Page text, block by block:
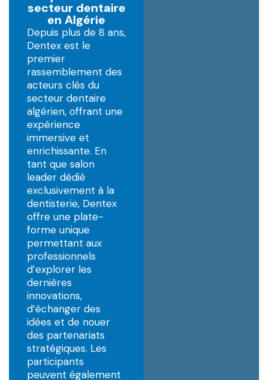
secteur dentaire
en Algérie
Depuis plus de 8 ans,
Dentex est le
premier
rassemblement des
acteurs clés du
secteur dentaire
algérien, offrant une
expérience
immersive et
enrichissante. En
tant que salon
leader dédié
exclusivement à la
dentisterie, Dentex
offre une plate-
forme unique
permettant aux
professionnels
d’explorer les
dernières
innovations,
d’échanger des
idées et de nouer
des partenariats
stratégiques. Les
participants
peuvent également